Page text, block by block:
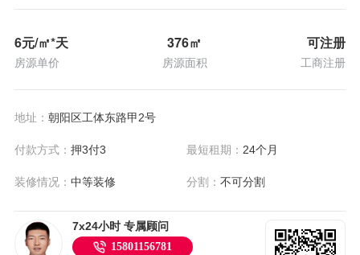
6元/㎡*天
房源单价
376㎡
房源面积
可注册
工商注册
地址： 朝阳区工体东路甲2号
付款方式： 押3付3 最短租期： 24个月
装修情况： 中等装修 分割：不可分割
7x24小时 专属顾问
15801156781